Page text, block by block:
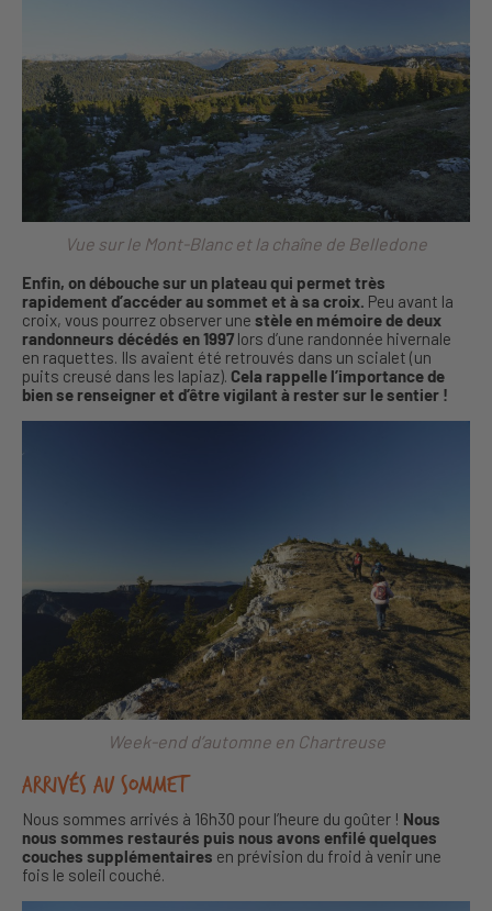
Vue sur le Mont-Blanc et la chaîne de Belledone
Enfin, on débouche sur un plateau qui permet très
rapidement d’accéder au sommet et à sa croix. Peu avant la
croix, vous pourrez observer une stèle en mémoire de deux
randonneurs décédés en 1997 lors d’une randonnée hivernale
en raquettes. Ils avaient été retrouvés dans un scialet (un
puits creusé dans les lapiaz). Cela rappelle l’importance de
bien se renseigner et d’être vigilant à rester sur le sentier !
Week-end d’automne en Chartreuse
Arrivés au sommet
Nous sommes arrivés à 16h30 pour l’heure du goûter ! Nous
nous sommes restaurés puis nous avons enfilé quelques
couches supplémentaires en prévision du froid à venir une
fois le soleil couché.